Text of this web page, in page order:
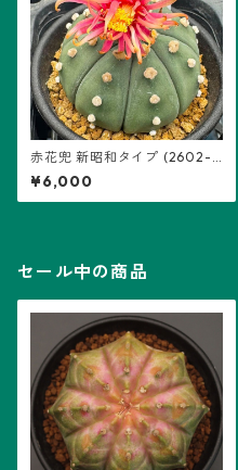
赤花兜 新昭和タイプ (2602-A
04)：アストロフィツム属 ※
実生
¥6,000
セール中の商品